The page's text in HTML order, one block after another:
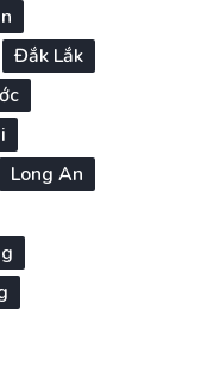
Đắk Lắk
Long An